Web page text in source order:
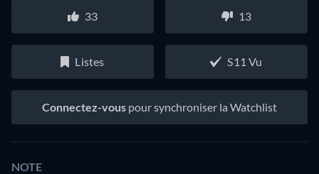
33 13
Listes S11 Vu
Connectez-vous pour synchroniser la Watchlist
NOTE